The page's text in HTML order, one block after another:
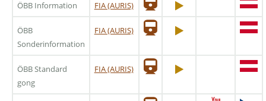
ÖBB Information FIA (AURIS)
ÖBB
Sonderinformation
FIA (AURIS)
ÖBB Standard
gong
FIA (AURIS)